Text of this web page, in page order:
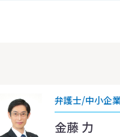
弁護士/中小企
金藤 力